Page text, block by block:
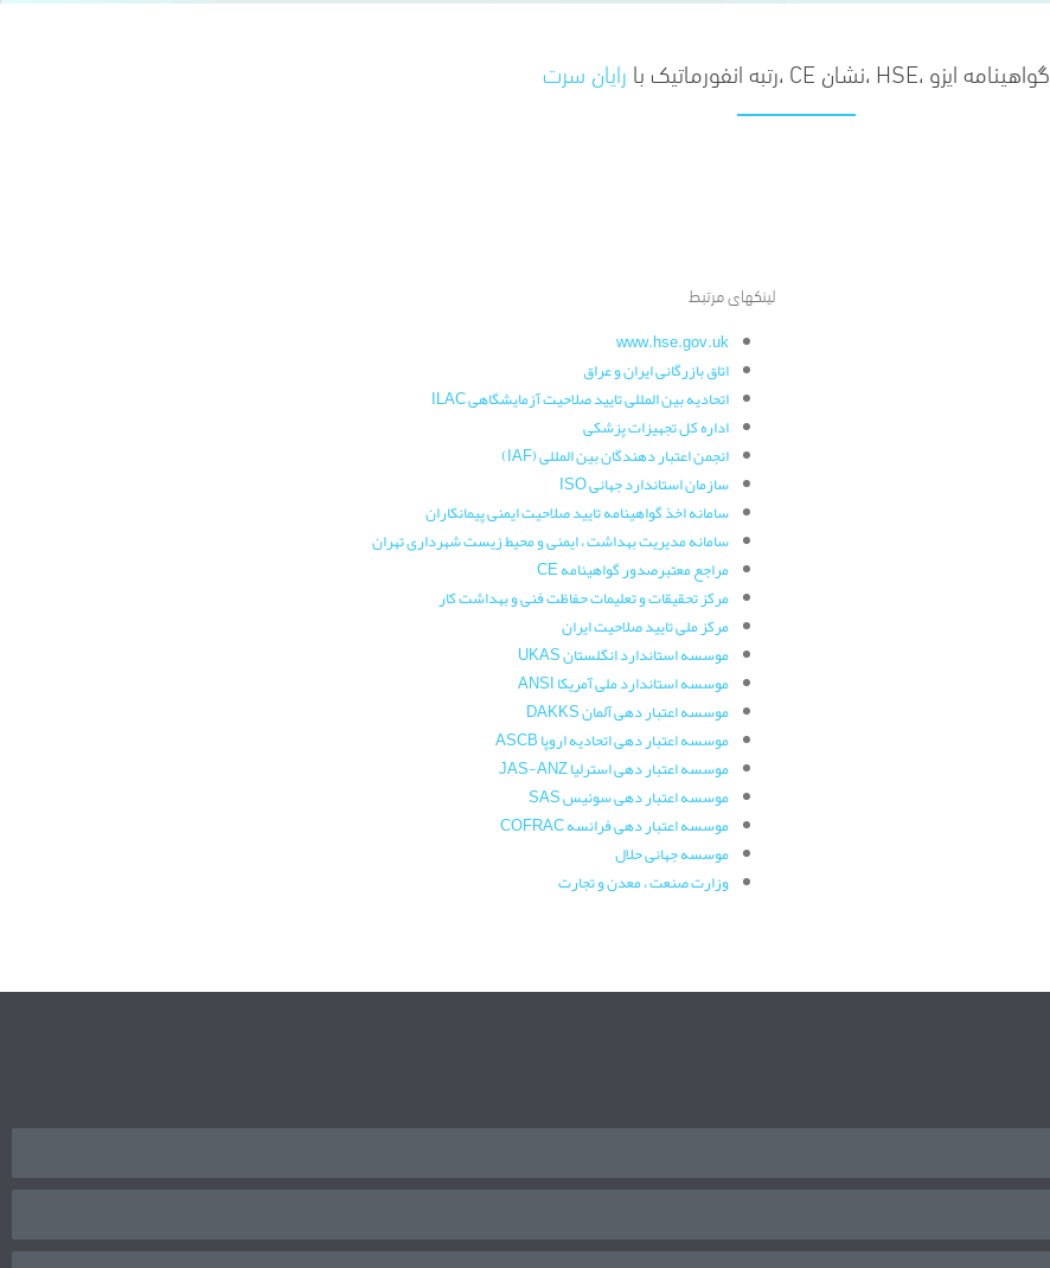
گواهینامه ایزو ،HSE ،نشان CE ،رتبه انفورماتیک با رایان سرت
لینکهای مرتبط
www.hse.gov.uk
اتاق بازرگانی ایران و عراق
اتحادیه بین المللی تایید صلاحیت آزمایشگاهی ILAC
اداره کل تجهیزات پزشکی
انجمن اعتبار دهندگان بین المللی (IAF)
سازمان استاندارد جهانی ISO
سامانه اخذ گواهینامه تایید صلاحیت ایمنی پیمانکاران
سامانه مدیریت بهداشت ، ایمنی و محیط زیست شهرداری تهران
مراجع معتبرصدور گواهینامه CE
مرکز تحقیقات و تعلیمات حفاظت فنی و بهداشت کار
مرکز ملی تایید صلاحیت ایران
موسسه استاندارد انگلستان UKAS
موسسه استاندارد ملی آمریکا ANSI
موسسه اعتبار دهی آلمان DAKKS
موسسه اعتبار دهی اتحادیه اروپا ASCB
موسسه اعتبار دهی استرلیا JAS-ANZ
موسسه اعتبار دهی سوئیس SAS
موسسه اعتبار دهی فرانسه COFRAC
موسسه جهانی حلال
وزارت صنعت ، معدن و تجارت